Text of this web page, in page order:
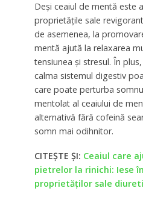
Deși ceaiul de mentă este
proprietățile sale
de asemenea, la
mentă ajută la relaxarea
tensiunea și stresul. În
calma sistemul digestiv
care poate perturba
mentolat al ceaiului de
alternativă fără cofeină
somn mai odihnitor.
CITEȘTE ȘI: Ceaiul care
pietrelor la rinichi: Iese
proprietăților sale